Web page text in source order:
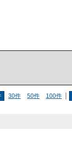
30件 50件 100件